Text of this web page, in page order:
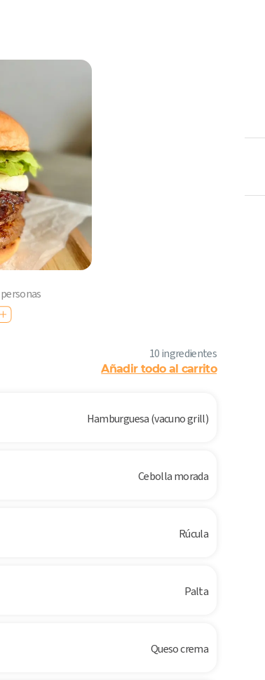
10 ingredientes
Añadir todo al carrito
Hamburguesa (vacuno grill)
Cebolla morada
Rúcula
Palta
Queso crema